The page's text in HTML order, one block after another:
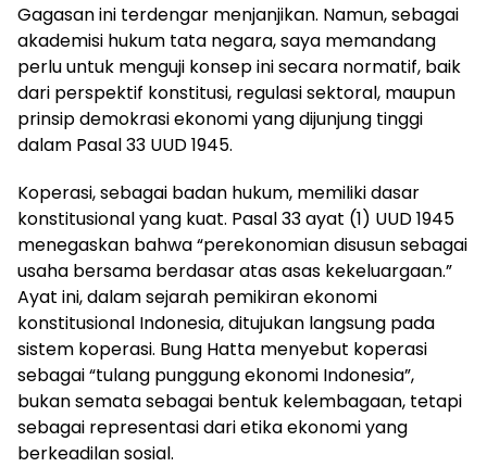
Gagasan ini terdengar menjanjikan. Namun, sebagai
akademisi hukum tata negara, saya memandang
perlu untuk menguji konsep ini secara normatif, baik
dari perspektif konstitusi, regulasi sektoral, maupun
prinsip demokrasi ekonomi yang dijunjung tinggi
dalam Pasal 33 UUD 1945.
Koperasi, sebagai badan hukum, memiliki dasar
konstitusional yang kuat. Pasal 33 ayat (1) UUD 1945
menegaskan bahwa “perekonomian disusun sebagai
usaha bersama berdasar atas asas kekeluargaan.”
Ayat ini, dalam sejarah pemikiran ekonomi
konstitusional Indonesia, ditujukan langsung pada
sistem koperasi. Bung Hatta menyebut koperasi
sebagai “tulang punggung ekonomi Indonesia”,
bukan semata sebagai bentuk kelembagaan, tetapi
sebagai representasi dari etika ekonomi yang
berkeadilan sosial.